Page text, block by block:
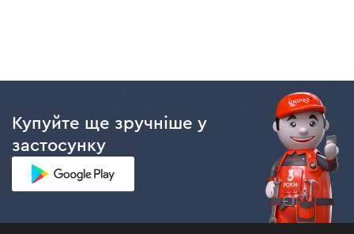
корозії, запобігає пошкодженню матеріалу та не
Вигнута внутрішня поверхня граней голівки
перерозподіляє навантаження з кутів на грані
кріплення, захищаючи його від деформації та
зриву кутів.
Купити головки торцеві поштучно в Україніможна як
на цьому сайті, так і уфірмових магазинах Dnipro-M,
Купуйте ще зручніше у
застосунку